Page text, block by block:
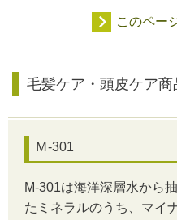
このペー
毛髪ケア・頭皮ケア商
Ｍ-301
M-301は海洋深層水から
たミネラルのうち、マイ